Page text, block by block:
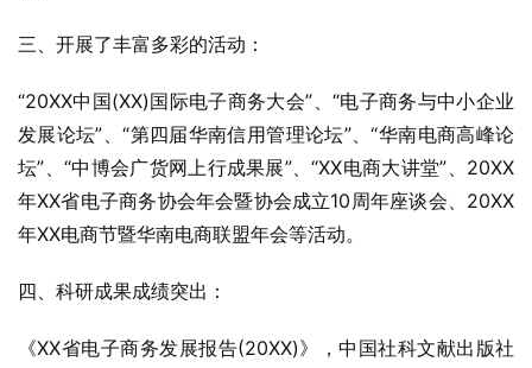
三、开展了丰富多彩的活动：
“20XX中国(XX)国际电子商务大会”、“电子商务与中小企业
发展论坛”、“第四届华南信用管理论坛”、“华南电商高峰论
坛”、“中博会广货网上行成果展”、“XX电商大讲堂”、20XX
年XX省电子商务协会年会暨协会成立10周年座谈会、20XX
年XX电商节暨华南电商联盟年会等活动。
四、科研成果成绩突出：
《XX省电子商务发展报告(20XX)》，中国社科文献出版社